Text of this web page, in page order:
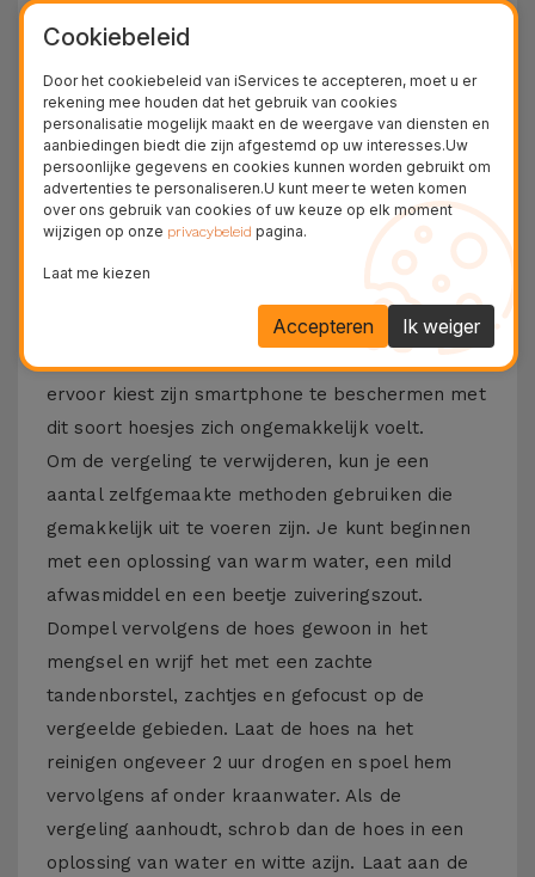
Apple, sinds deiPhone 12tot en metiPhone 15
Pro Max, Niet te vergeten de nieuweiPhone 16
ofiPhone 17.
Hoe verwijder ik de vergeling van de
transparante hoes?
Als je een doorzichtig hoesje op een telefoon
gebruikt, begint het er na verloop van tijd een
beetje geel uit te zien. Iets waar iedereen die
ervoor kiest zijn smartphone te beschermen met
dit soort hoesjes zich ongemakkelijk voelt.
Om de vergeling te verwijderen, kun je een
aantal zelfgemaakte methoden gebruiken die
gemakkelijk uit te voeren zijn. Je kunt beginnen
met een oplossing van warm water, een mild
afwasmiddel en een beetje zuiveringszout.
Dompel vervolgens de hoes gewoon in het
mengsel en wrijf het met een zachte
tandenborstel, zachtjes en gefocust op de
vergeelde gebieden. Laat de hoes na het
reinigen ongeveer 2 uur drogen en spoel hem
vervolgens af onder kraanwater. Als de
vergeling aanhoudt, schrob dan de hoes in een
oplossing van water en witte azijn. Laat aan de
Cookiebeleid
Door het cookiebeleid van iServices te accepteren, moet u er
rekening mee houden dat het gebruik van cookies
personalisatie mogelijk maakt en de weergave van diensten en
aanbiedingen biedt die zijn afgestemd op uw interesses.Uw
persoonlijke gegevens en cookies kunnen worden gebruikt om
advertenties te personaliseren.U kunt meer te weten komen
over ons gebruik van cookies of uw keuze op elk moment
wijzigen op onze privacybeleid pagina.
Laat me kiezen
Ik weiger
Accepteren